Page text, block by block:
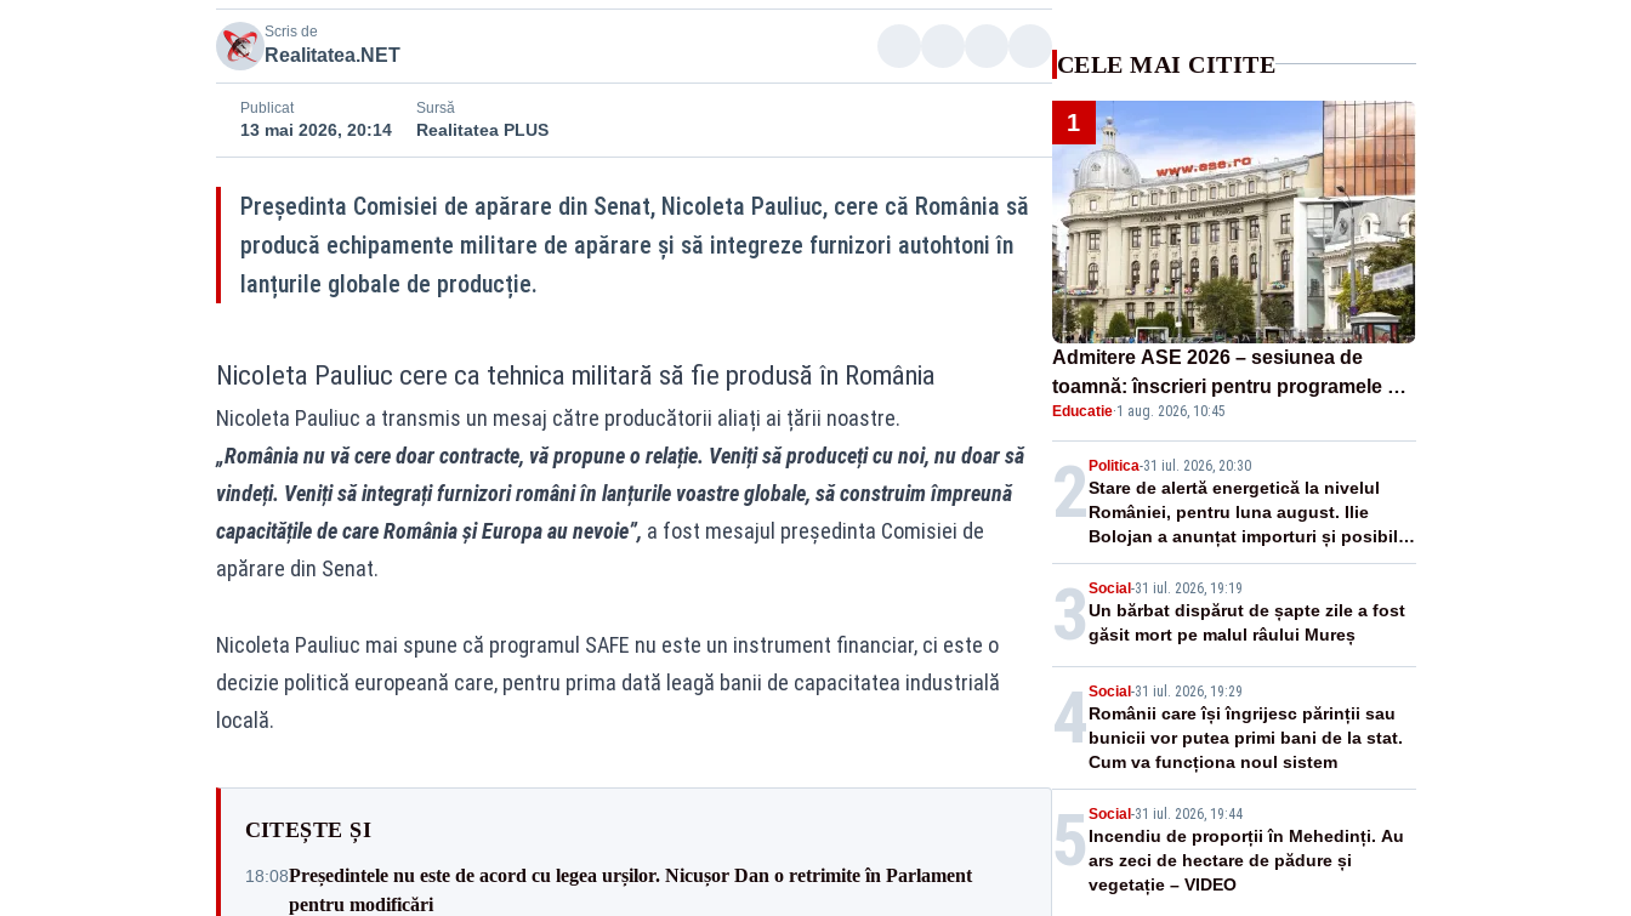
Scris de
Realitatea.NET
Publicat
13 mai 2026, 20:14
Sursă
Realitatea PLUS
Președinta Comisiei de apărare din Senat, Nicoleta Pauliuc, cere că România să
producă echipamente militare de apărare și să integreze furnizori autohtoni în
lanțurile globale de producție.
Nicoleta Pauliuc cere ca tehnica militară să fie produsă în România
Nicoleta Pauliuc a transmis un mesaj către producătorii aliați ai țării noastre.
„România nu vă cere doar contracte, vă propune o relație. Veniți să produceți cu noi, nu doar să
vindeți. Veniți să integrați furnizori români în lanțurile voastre globale, să construim împreună
capacitățile de care România și Europa au nevoie”, a fost mesajul președinta Comisiei de
apărare din Senat.
Nicoleta Pauliuc mai spune că programul SAFE nu este un instrument financiar, ci este o
decizie politică europeană care, pentru prima dată leagă banii de capacitatea industrială
locală.
CITEȘTE ȘI
18:08Președintele nu este de acord cu legea urșilor. Nicușor Dan o retrimite în Parlament
pentru modificări
CELE MAI CITITE
1
Admitere ASE 2026 – sesiunea de
toamnă: înscrieri pentru programele de
licență, masterat și doctorat
Educatie·1 aug. 2026, 10:45
2Politica-31 iul. 2026, 20:30
Stare de alertă energetică la nivelul
României, pentru luna august. Ilie
Bolojan a anunțat importuri și posibile
restricții – VIDEO
3 Social-31 iul. 2026, 19:19
Un bărbat dispărut de șapte zile a fost
găsit mort pe malul râului Mureș
4Social-31 iul. 2026, 19:29
Românii care își îngrijesc părinții sau
bunicii vor putea primi bani de la stat.
Cum va funcționa noul sistem
5 Social-31 iul. 2026, 19:44
Incendiu de proporții în Mehedinți. Au
ars zeci de hectare de pădure și
vegetație – VIDEO